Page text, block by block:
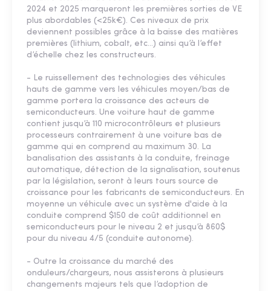
2024 et 2025 marqueront les premières sorties de VE
plus abordables (<25k€). Ces niveaux de prix
deviennent possibles grâce à la baisse des matières
premières (lithium, cobalt, etc…) ainsi qu’à l’effet
d’échelle chez les constructeurs.
- Le ruissellement des technologies des véhicules
hauts de gamme vers les véhicules moyen/bas de
gamme portera la croissance des acteurs de
semiconducteurs. Une voiture haut de gamme
contient jusqu’à 110 microcontrôleurs et plusieurs
processeurs contrairement à une voiture bas de
gamme qui en comprend au maximum 30. La
banalisation des assistants à la conduite, freinage
automatique, détection de la signalisation, soutenus
par la législation, seront à leurs tours source de
croissance pour les fabricants de semiconducteurs. En
moyenne un véhicule avec un système d'aide à la
conduite comprend $150 de coût additionnel en
semiconducteurs pour le niveau 2 et jusqu’à 860$
pour du niveau 4/5 (conduite autonome).
- Outre la croissance du marché des
onduleurs/chargeurs, nous assisterons à plusieurs
changements majeurs tels que l’adoption de